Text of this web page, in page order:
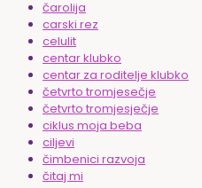
čarolija
carski rez
celulit
centar klubko
centar za roditelje klubko
četvrto tromjesečje
četvrto tromjesječje
ciklus moja beba
ciljevi
čimbenici razvoja
čitaj mi